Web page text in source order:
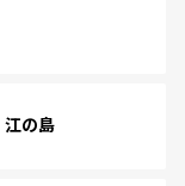
江の島